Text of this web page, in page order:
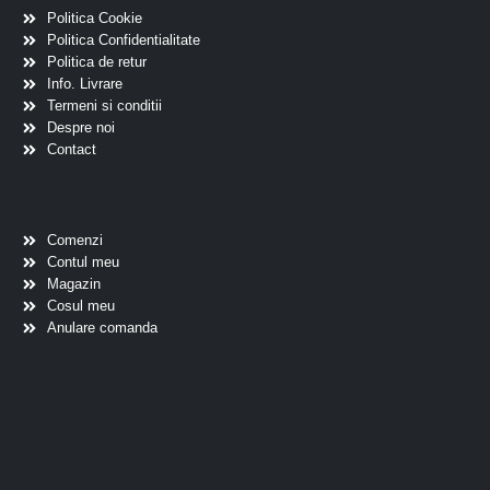
Politica Cookie
Politica Confidentialitate
Politica de retur
Info. Livrare
Termeni si conditii
Despre noi
Contact
Comenzi
Contul meu
Magazin
Cosul meu
Anulare comanda